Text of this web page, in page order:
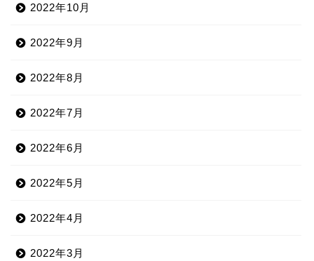
2022年10月
2022年9月
2022年8月
2022年7月
2022年6月
2022年5月
2022年4月
2022年3月